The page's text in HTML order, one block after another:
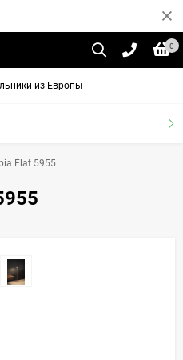
0
из Европы
Flat 5955